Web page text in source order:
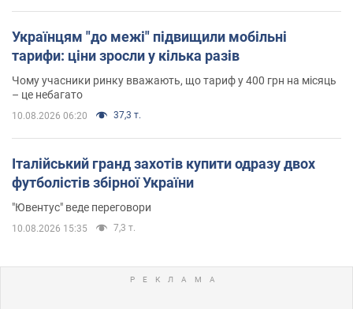
Українцям "до межі" підвищили мобільні
тарифи: ціни зросли у кілька разів
Чому учасники ринку вважають, що тариф у 400 грн на місяць
– це небагато
10.08.2026 06:20 37,3 т.
Італійський гранд захотів купити одразу двох
футболістів збірної України
"Ювентус" веде переговори
10.08.2026 15:35 7,3 т.